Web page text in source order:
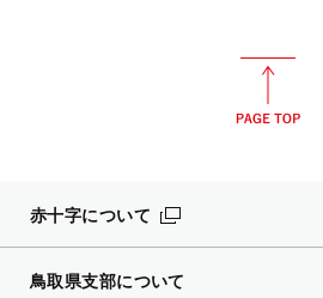
赤十字について
鳥取県支部について